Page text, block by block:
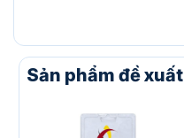
Sản phẩm đề xuất